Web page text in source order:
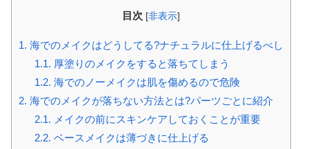
目次 [非表示]
1. 海でのメイクはどうしてる?ナチュラルに仕上げるべし
1.1. 厚塗りのメイクをすると落ちてしまう
1.2. 海でのノーメイクは肌を傷めるので危険
2. 海でのメイクが落ちない方法とは?パーツごとに紹介
2.1. メイクの前にスキンケアしておくことが重要
2.2. ベースメイクは薄づきに仕上げる